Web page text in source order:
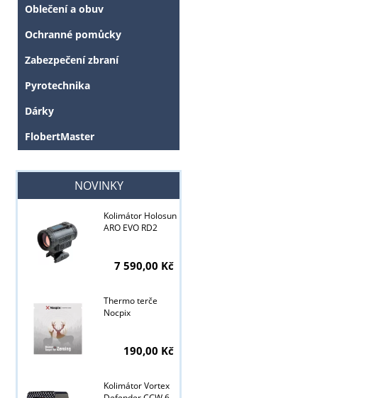
Oblečení a obuv
Ochranné pomůcky
Zabezpečení zbraní
Pyrotechnika
Dárky
FlobertMaster
NOVINKY
Kolimátor Holosun
ARO EVO RD2
7 590,00 Kč
Thermo terče
Nocpix
190,00 Kč
Kolimátor Vortex